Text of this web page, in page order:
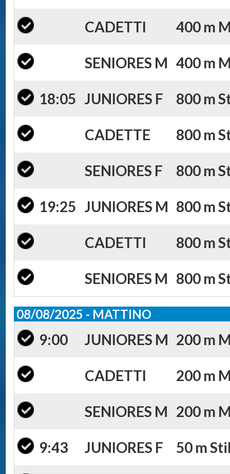
CADETTI 400 m
SENIORES M 400 m
18:05 JUNIORES F 800 m
CADETTE 800 m
SENIORES F 800 m
19:25 JUNIORES M 800 m
CADETTI 800 m
SENIORES M 800 m
08/08/2025 - MATTINO
9:00 JUNIORES M 200 m
CADETTI 200 m
SENIORES M 200 m
9:43 JUNIORES F 50 m